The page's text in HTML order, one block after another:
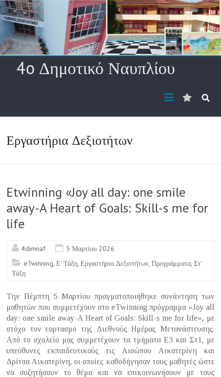
Skip
to
content
4o Δημοτικό Ναυπλίου
ηλ.
Εργαστήρια Δεξιοτήτων
Etwinning «Joy all day: one smile
away-A Heart of Goals: Skill-s me for
life
4dimnaf
5 Μαρτίου 2026
eTwinning ,Ε' Τάξη ,Εργαστήρια Δεξιοτήτων ,Προγράμματα ,Στ'
Τάξη
Την Πέμπτη 5 Μαρτίου πραγματοποιήθηκε συνάντηση των
μαθητών που συμμετέχουν στο eTwinning πρόγραμμα «Joy all
day: one smile away-A Heart of Goals: Skill-s me for life», με
στόχο τον εορτασμό της Διεθνούς Ημέρας Μετανάστευσης.
Από το σχολείο μας συμμετέχουν τα τμήματα Ε3 και Στ1, με
υπεύθυνες εκπαιδευτικούς τις Αισώπου Αικατερίνη και
Δρίτσα Αικατερίνη, οι οποίες καθοδήγησαν τους μαθητές ώστε
να συζητήσουν το θέμα και να επικοινωνήσουν με τους